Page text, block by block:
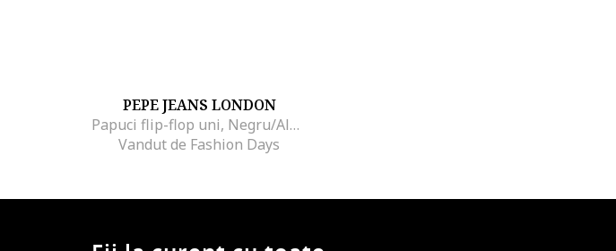
PEPE JEANS LONDON
Papuci flip-flop uni, Negru/Alb murdar
Vandut de Fashion Days